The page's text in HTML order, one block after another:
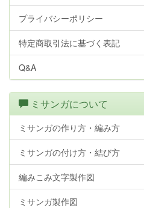
プライバシーポリシー
特定商取引法に基づく表記
Q&A
ミサンガについて
ミサンガの作り方・編み方
ミサンガの付け方・結び方
編みこみ文字製作図
ミサンガ製作図